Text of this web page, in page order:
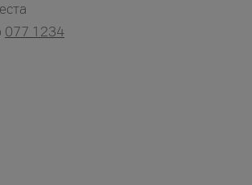
077 1234